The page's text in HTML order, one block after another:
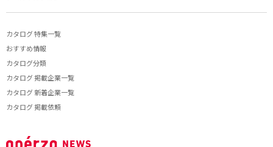
カタログ 特集一覧
おすすめ情報
カタログ分類
カタログ 掲載企業一覧
カタログ 新着企業一覧
カタログ 掲載依頼